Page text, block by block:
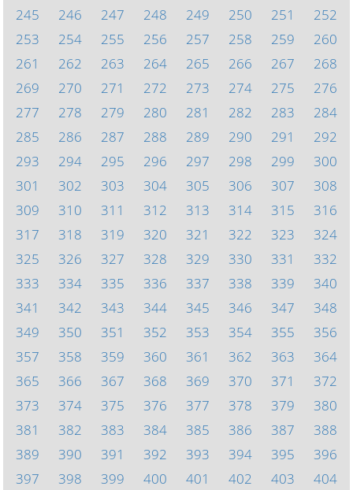
245
246 247 248 249 250 251
252
253
254 255 256 257 258 259
260
261
262 263 264 265 266 267
268
269
270 271 272 273 274 275
276
277
278 279 280 281 282 283
284
285
286 287 288 289 290 291
292
293
294 295 296 297 298 299
300
301
302 303 304 305 306 307
308
309
310 311 312 313 314 315
316
317
318 319 320 321 322 323
324
325
326 327 328 329 330 331
332
333
334 335 336 337 338 339
340
341
342 343 344 345 346 347
348
349
350 351 352 353 354 355
356
357
358 359 360 361 362 363
364
365
366 367 368 369 370 371
372
373
374 375 376 377 378 379
380
381
382 383 384 385 386 387
388
389
390 391 392 393 394 395
396
397
398 399 400 401 402 403 404